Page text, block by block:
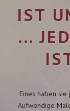
IST
...
Eines haben
Aufwendige